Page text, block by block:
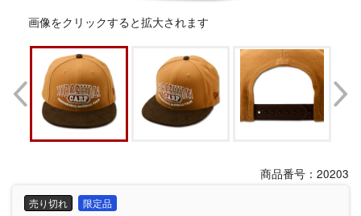
画像をクリックすると拡大されます
商品番号：20203
売り切れ 限定品